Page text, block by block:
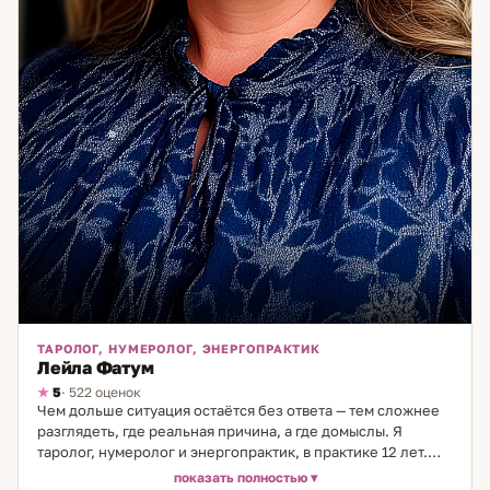
ТАРОЛОГ, НУМЕРОЛОГ, ЭНЕРГОПРАКТИК
Лейла Фатум
5· 522 оценок
Чем дольше ситуация остаётся без ответа — тем сложнее
разглядеть, где реальная причина, а где домыслы. Я
таролог, нумеролог и энергопрактик, в практике 12 лет.
Использую три инструмента в комплексе: Таро даёт
показать полностью